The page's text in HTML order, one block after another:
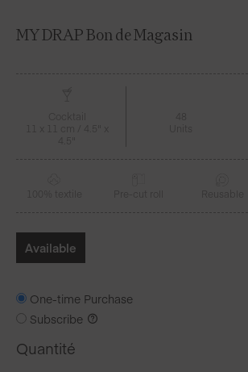
MY DRAP Bon de Magasin
Available
One-time Purchase
Subscribe
Quantité